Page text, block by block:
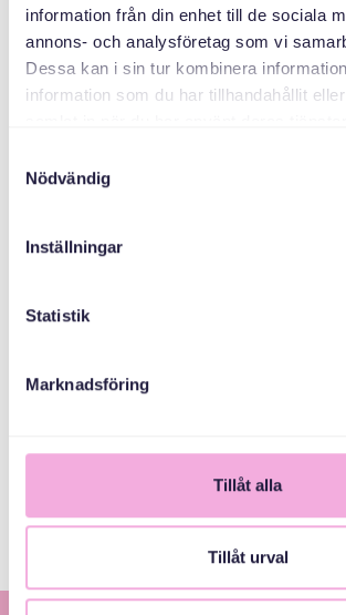
information från din enhet till de sociala
annons- och analysföretag som vi
Dessa kan i sin tur kombinera
information som du har tillhandahållit
Nödvändig
Inställningar
Statistik
Marknadsföring
Tillåt alla
Tillåt urval